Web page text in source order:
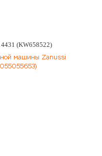
(KW658522)